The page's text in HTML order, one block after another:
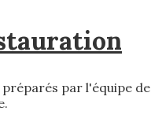
préparés par l'équipe de